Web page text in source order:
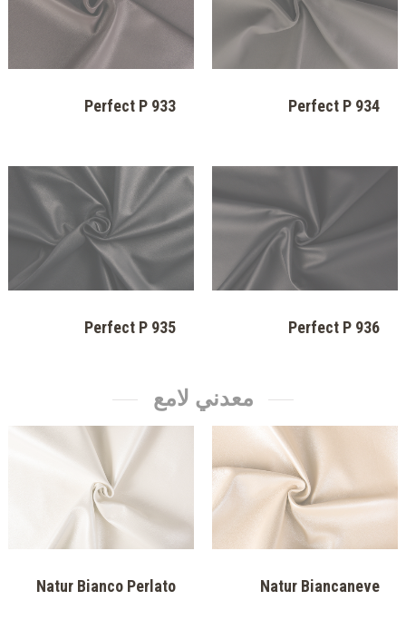
Perfect P 921 Perfect P 922
Perfect P 923 Perfect P 924
Perfect P 925 Perfect P 926